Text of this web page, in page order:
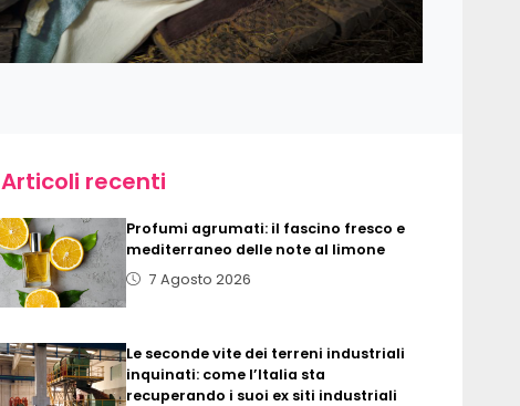
Articoli recenti
Profumi agrumati: il fascino fresco e
mediterraneo delle note al limone
7 Agosto 2026
Le seconde vite dei terreni industriali
inquinati: come l’Italia sta
recuperando i suoi ex siti industriali